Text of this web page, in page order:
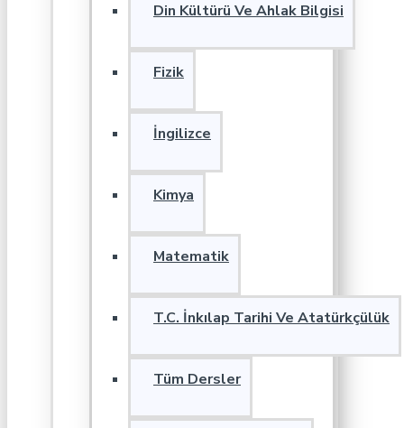
Din Kültürü Ve Ahlak Bilgisi
Fizik
İngilizce
Kimya
Matematik
T.C. İnkılap Tarihi Ve Atatürkçülük
Tüm Dersler